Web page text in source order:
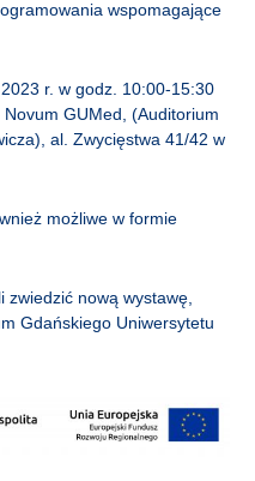
wspomagające
r. w godz. 10:00-15:30
GUMed, (Auditorium
al. Zwycięstwa 41/42 w
możliwe w formie
zwiedzić nową wystawę,
Gdańskiego Uniwersytetu